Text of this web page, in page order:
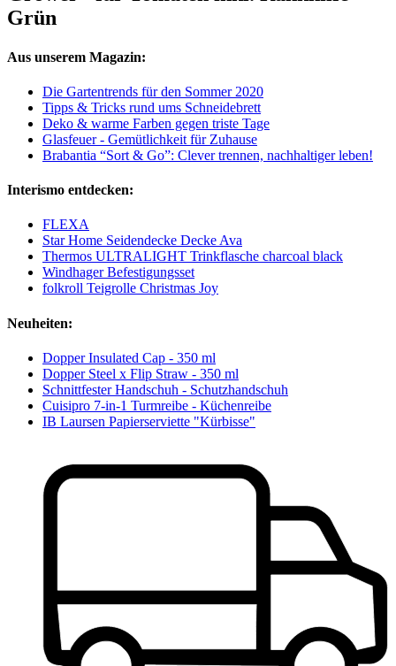
Grün
Aus unserem Magazin:
Die Gartentrends für den Sommer 2020
Tipps & Tricks rund ums Schneidebrett
Deko & warme Farben gegen triste Tage
Glasfeuer - Gemütlichkeit für Zuhause
Brabantia “Sort & Go”: Clever trennen, nachhaltiger leben!
Interismo entdecken:
FLEXA
Star Home Seidendecke Decke Ava
Thermos ULTRALIGHT Trinkflasche charcoal black
Windhager Befestigungsset
folkroll Teigrolle Christmas Joy
Neuheiten:
Dopper Insulated Cap - 350 ml
Dopper Steel x Flip Straw - 350 ml
Schnittfester Handschuh - Schutzhandschuh
Cuisipro 7-in-1 Turmreibe - Küchenreibe
IB Laursen Papierserviette "Kürbisse"